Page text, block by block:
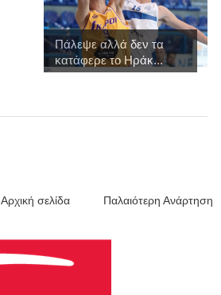
Πάλεψε αλλά δεν τα
κατάφερε το Ηράκ...
Παλαιότερη Ανάρτηση
Αρχική σελίδα